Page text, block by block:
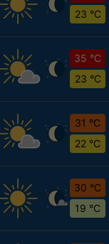
23 °C
35 °C
23 °C
31 °C
22 °C
30 °C
19 °C